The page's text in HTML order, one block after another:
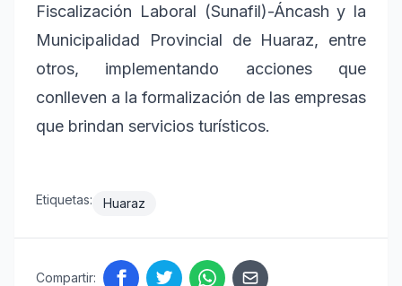
Fiscalización Laboral (Sunafil)-Áncash y la
Municipalidad Provincial de Huaraz, entre
otros, implementando acciones que
conlleven a la formalización de las empresas
que brindan servicios turísticos.
Etiquetas: Huaraz
Compartir: